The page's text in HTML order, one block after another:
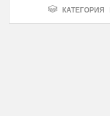
КАТЕГОРИЯ